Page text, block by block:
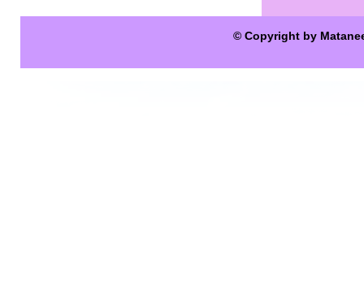
© Copyright by